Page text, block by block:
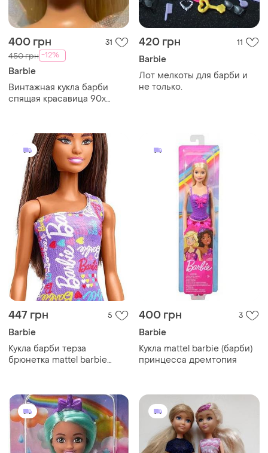
400 грн 31
450 грн -12%
Barbie
Винтажная кукла барби
спящая красавица 90х
420 грн 11
Barbie
Лот мелкоты для барби и
не только.
447 грн 5
Barbie
Кукла барби терза
брюнетка mattel barbie
400 грн 3
Barbie
Кукла mattel barbie (барби)
принцесса дремтопия